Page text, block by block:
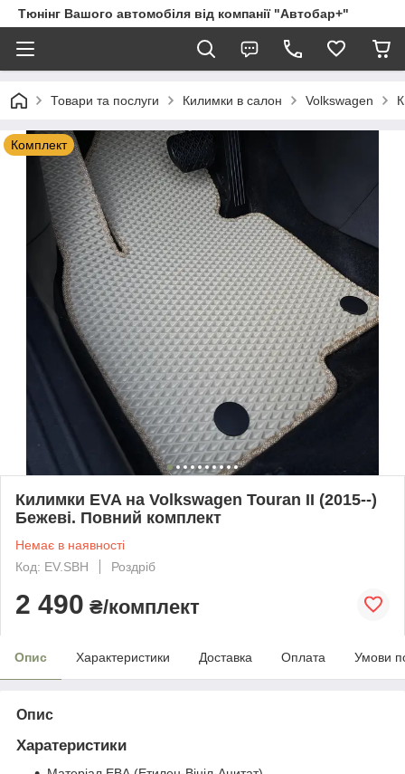
Тюнінг Вашого автомобіля від компанії "Автобар+"
Товари та послуги Килимки в салон Volkswagen
Комплект
Килимки EVA на Volkswagen Touran II (2015--)
Бежеві. Повний комплект
Немає в наявності
Код: EV.SBH
Роздріб
2 490 ₴/комплект
Опис Характеристики Доставка Оплата Умови
Опис
Харатеристики